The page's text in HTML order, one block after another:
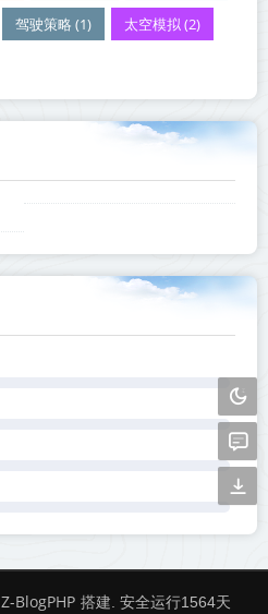
驾驶策略 (1) 太空模拟 (2)
Z-BlogPHP 搭建. 安全运行1564天